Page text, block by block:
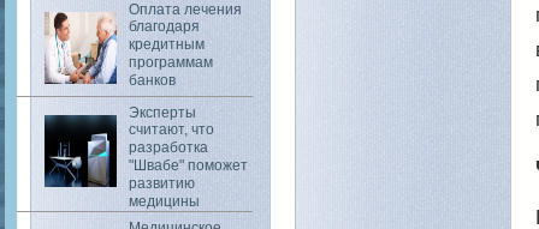
Оплата лечения
благодаря
кредитным
программам
банков
Эксперты
считают, что
разработка
"Швабе" поможет
развитию
медицины